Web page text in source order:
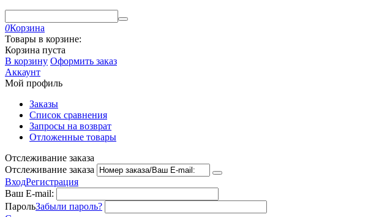
0Корзина
Товары в корзине:
Корзина пуста
В корзину Оформить заказ
Аккаунт
Мой профиль
Заказы
Список сравнения
Запросы на возврат
Отложенные товары
Отслеживание заказа
Отслеживание заказа
ВходРегистрация
Ваш E-mail:
ПарольЗабыли пароль?